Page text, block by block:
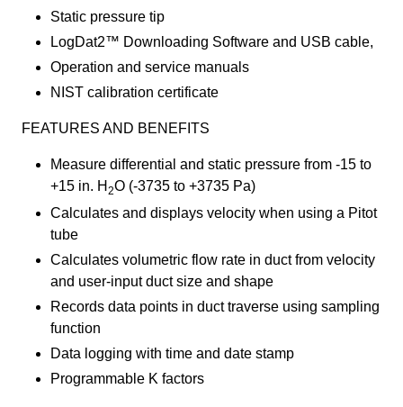
Static pressure tip
LogDat2™ Downloading Software and USB cable,
Operation and service manuals
NIST calibration certificate
FEATURES AND BENEFITS
Measure differential and static pressure from -15 to
+15 in. H 2O (-3735 to +3735 Pa)
Calculates and displays velocity when using a Pitot
tube
Calculates volumetric flow rate in duct from velocity
and user-input duct size and shape
Records data points in duct traverse using sampling
function
Data logging with time and date stamp
Programmable K factors